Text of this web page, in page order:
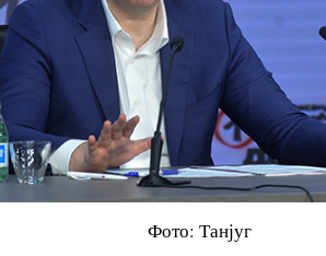
Фото: Танјуг